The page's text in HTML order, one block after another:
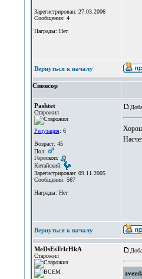
Зарегистрирован: 27.03.2006
Сообщения: 4
Награды: Нет
Вернуться к началу
Спонсор
Pashtet
Старожил
Репутация: 6
Возраст: 45
Пол:
Гороскоп:
Китайский:
Зарегистрирован: 09.11.2005
Сообщения: 567
Награды: Нет
Вернуться к началу
MeDsEsTrIcHkA
Старожил